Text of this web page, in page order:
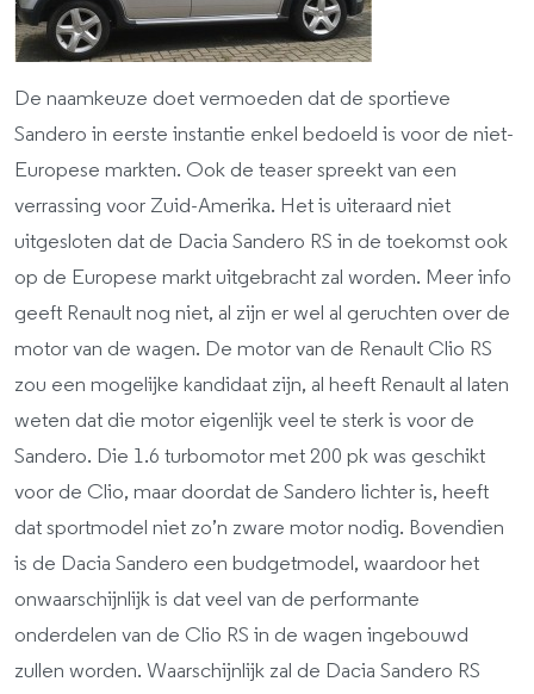
De naamkeuze doet vermoeden dat de sportieve
Sandero in eerste instantie enkel bedoeld is voor de niet-
Europese markten. Ook de teaser spreekt van een
verrassing voor Zuid-Amerika. Het is uiteraard niet
uitgesloten dat de Dacia Sandero RS in de toekomst ook
op de Europese markt uitgebracht zal worden. Meer info
geeft Renault nog niet, al zijn er wel al geruchten over de
motor van de wagen. De motor van de Renault Clio RS
zou een mogelijke kandidaat zijn, al heeft Renault al laten
weten dat die motor eigenlijk veel te sterk is voor de
Sandero. Die 1.6 turbomotor met 200 pk was geschikt
voor de Clio, maar doordat de Sandero lichter is, heeft
dat sportmodel niet zo’n zware motor nodig. Bovendien
is de Dacia Sandero een budgetmodel, waardoor het
onwaarschijnlijk is dat veel van de performante
onderdelen van de Clio RS in de wagen ingebouwd
zullen worden. Waarschijnlijk zal de Dacia Sandero RS